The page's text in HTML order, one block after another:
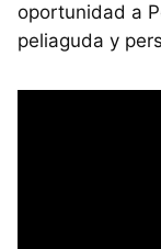
oportunidad a
peliaguda y